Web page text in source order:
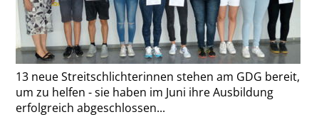
13 neue Streitschlichterinnen stehen am GDG bereit,
um zu helfen - sie haben im Juni ihre Ausbildung
erfolgreich abgeschlossen...